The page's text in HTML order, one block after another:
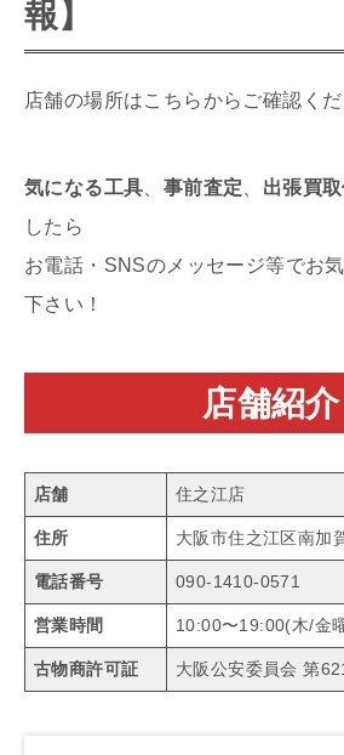
報】
店舗の場所はこちらからご確認く
気になる工具 事前査定 出張買
したら
お電話・SNSのメッセージ等でお
下さい！
店舗紹介
店舗 住之江店
住所 大阪市住之江区南加
電話番号 090-1410-0571
営業時間 10:00〜19:00(木/金
古物商許可証 大阪公安委員会 第